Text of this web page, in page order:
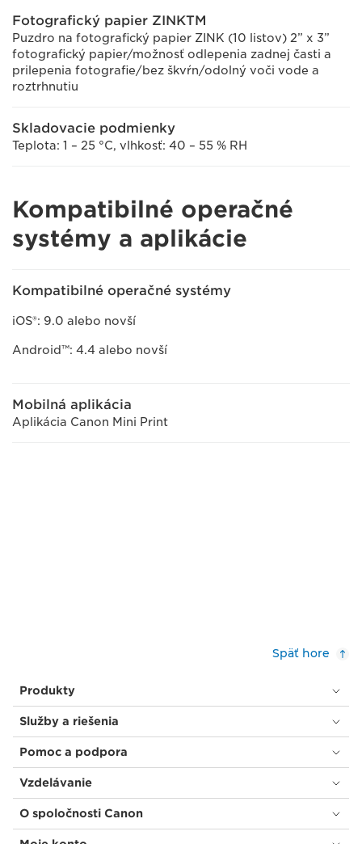
Fotografický papier ZINKTM
Puzdro na fotografický papier ZINK (10 listov) 2” x 3”
fotografický papier/možnosť odlepenia zadnej časti a
prilepenia fotografie/bez škvŕn/odolný voči vode a
roztrhnutiu
Skladovacie podmienky
Teplota: 1 – 25 °C, vlhkosť: 40 – 55 % RH
Kompatibilné operačné
systémy a aplikácie
Kompatibilné operačné systémy
iOS®: 9.0 alebo novší
Android™: 4.4 alebo novší
Mobilná aplikácia
Aplikácia Canon Mini Print
Späť hore
Produkty
Služby a riešenia
Pomoc a podpora
Vzdelávanie
O spoločnosti Canon